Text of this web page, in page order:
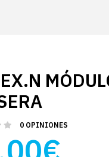
0 OPINIONES